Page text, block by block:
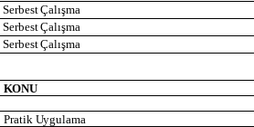
SerbestÇalışma
SerbestÇalışma
SerbestÇalışma
KONU
Pratik Uygulama